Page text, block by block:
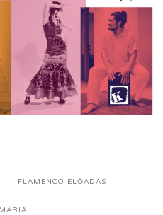
FLAMENCO ELŐADÁS